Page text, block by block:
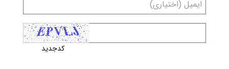
کدجدید